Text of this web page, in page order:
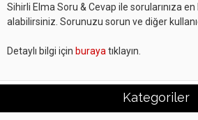
Sihirli Elma Soru & Cevap ile sorularınıza
alabilirsiniz. Sorunuzu sorun ve diğer
Detaylı bilgi için buraya tıklayın.
Kategoriler